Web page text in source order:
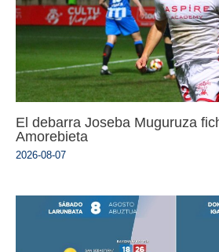
El debarra Joseba Muguruza
Amorebieta
2026-08-07